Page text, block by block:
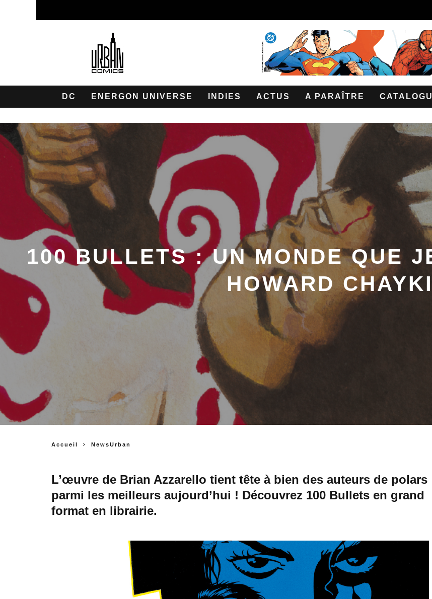
DC ENERGON UNIVERSE INDIES ACTUS A PARAÎTRE
100 BULLETS : UN MONDE QUE
HOWARD
Accueil NewsUrban
L’œuvre de Brian Azzarello tient tête à bien des auteurs de polars
parmi les meilleurs aujourd’hui ! Découvrez 100 Bullets en grand
format en librairie.